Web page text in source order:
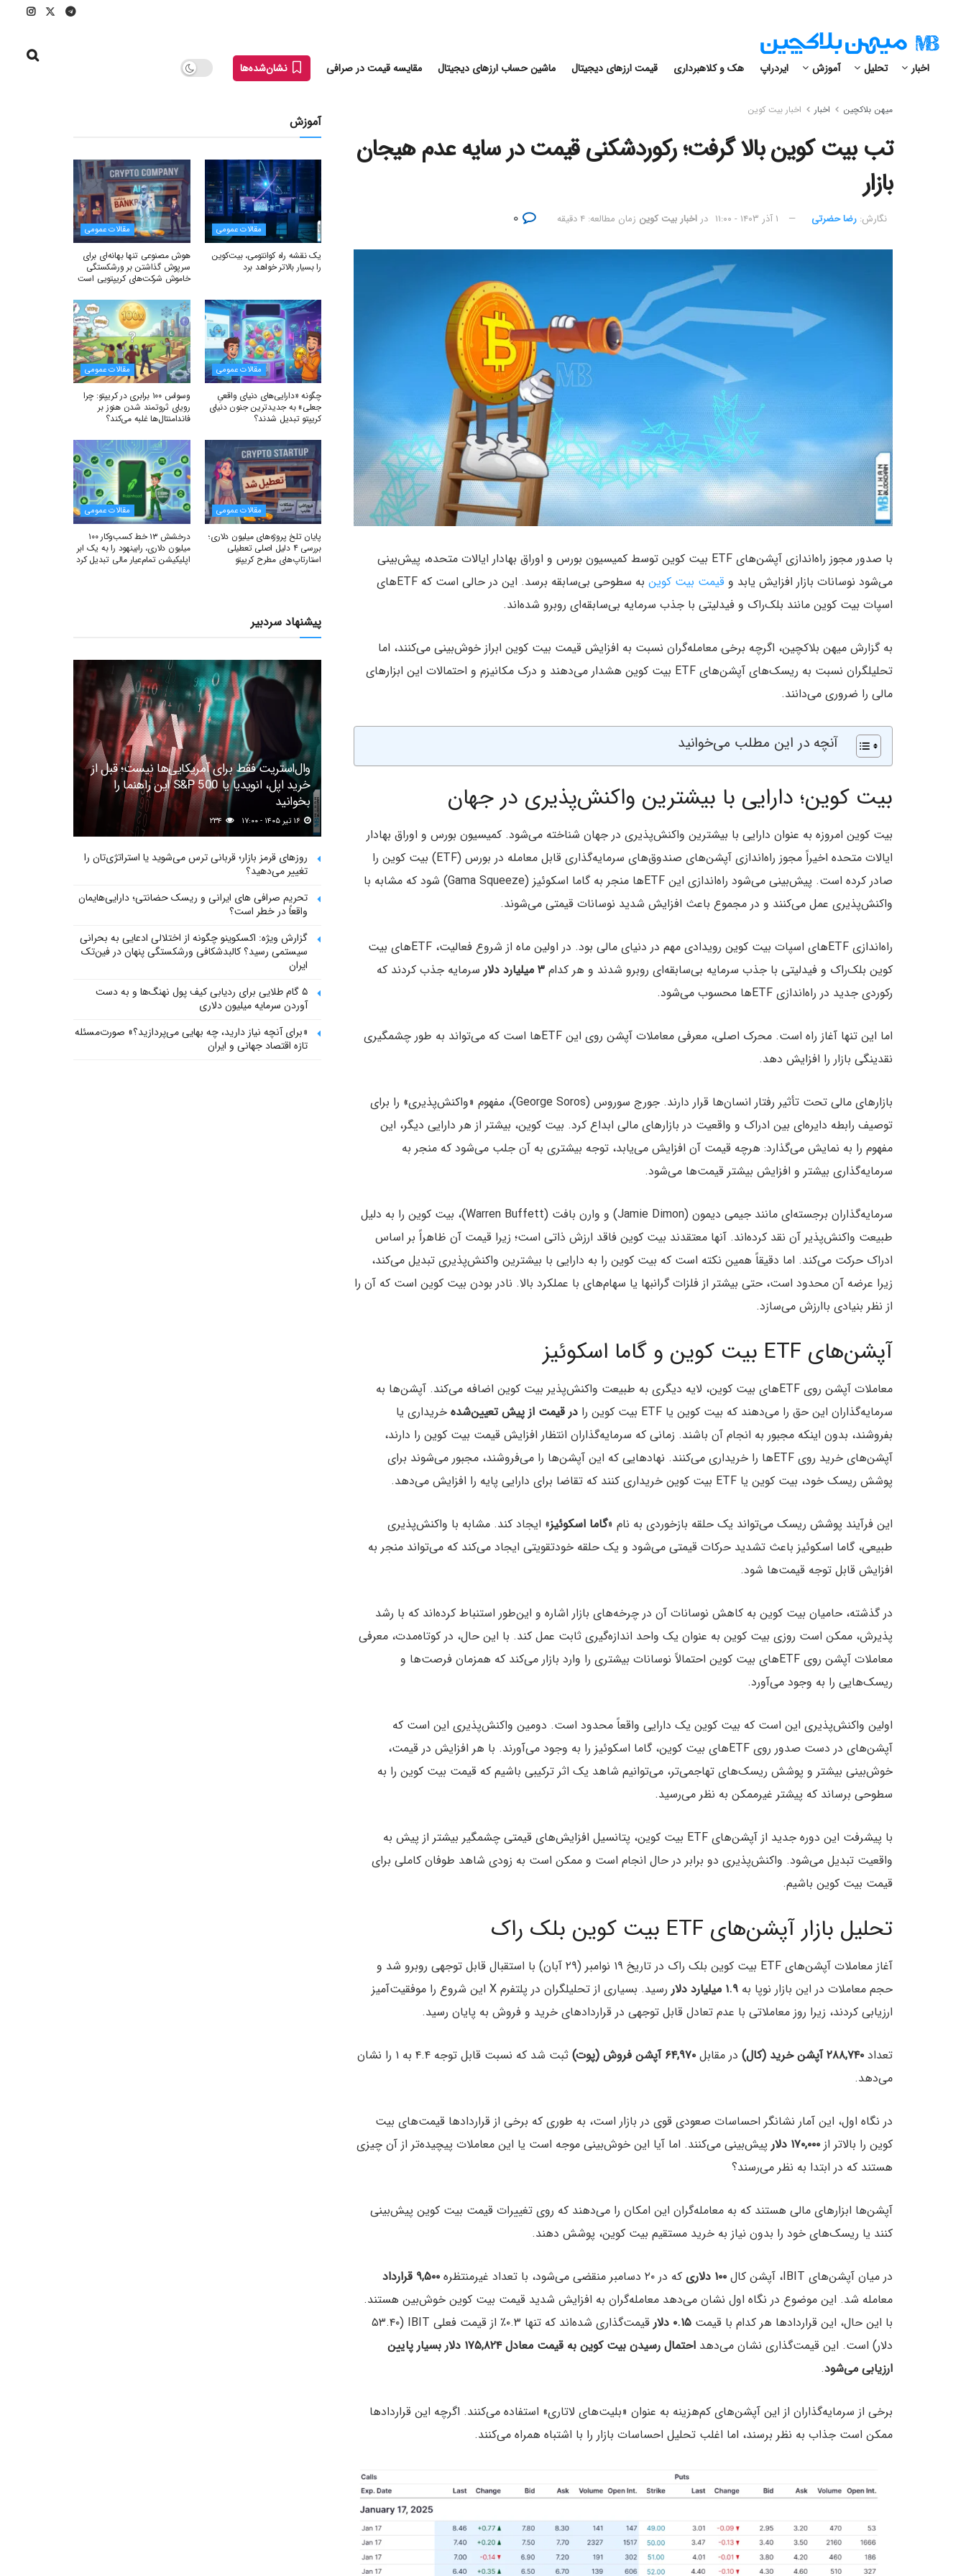
اخبار تحلیل آموزش ایردراپ هک و کلاهبرداری قیمت ارزهای دیجیتال ماشین حساب ارزهای دیجیتال مقایسه قیمت در صرافی نشان‌شده‌ها
میهن بلاکچین اخبار اخبار بیت کوین
تب بیت کوین بالا گرفت؛ رکوردشکنی قیمت در سایه عدم هیجان
بازار
نگارش:‌ رضا حضرتی ۱ آذر ۱۴۰۳ - ۱۱:۰۰ در اخبار بیت کوین زمان مطالعه: ۴ دقیقه
با صدور مجوز راه‌اندازی آپشن‌های ETF بیت کوین توسط کمیسیون بورس و اوراق بهادار ایالات متحده، پیش‌بینی
می‌شود نوسانات بازار افزایش یابد و قیمت بیت کوین
به سطوحی بی‌سابقه برسد. این در حالی است که ETFهای
اسپات بیت کوین مانند بلک‌راک و فیدلیتی با جذب سرمایه بی‌سابقه‌ای روبرو شده‌اند.
به گزارش میهن بلاکچین، اگرچه برخی معامله‌گران نسبت به افزایش قیمت بیت کوین ابراز خوش‌بینی می‌کنند، اما
تحلیلگران نسبت به ریسک‌های آپشن‌های ETF بیت کوین هشدار می‌دهند و درک مکانیزم و احتمالات این ابزارهای
مالی را ضروری می‌دانند.
آنچه در این مطلب می‌خوانید
بیت کوین؛ دارایی با بیشترین واکنش‌پذیری در جهان
بیت کوین امروزه به عنوان دارایی با بیشترین واکنش‌پذیری در جهان شناخته می‌شود. کمیسیون بورس و اوراق بهادار
ایالات متحده اخیراً مجوز راه‌اندازی آپشن‌های صندوق‌های سرمایه‌گذاری قابل معامله در بورس (ETF) بیت کوین را
صادر کرده است. پیش‌بینی می‌شود راه‌اندازی این ETFها منجر به گاما اسکوئیز (Gama Squeeze) شود که مشابه با
واکنش‌پذیری عمل می‌کنند و در مجموع باعث افزایش شدید نوسانات قیمتی می‌شوند.
راه‌اندازی ETFهای اسپات بیت کوین رویدادی مهم در دنیای مالی بود. در اولین ماه از شروع فعالیت، ETFهای بیت
کوین بلک‌راک و فیدلیتی با جذب سرمایه بی‌سابقه‌ای روبرو شدند و هر کدام ۳ میلیارد دلار
سرمایه جذب کردند که
رکوردی جدید در راه‌اندازی ETFها محسوب می‌شود.
اما این تنها آغاز راه است. محرک اصلی، معرفی معاملات آپشن روی این ETFها است که می‌تواند به طور چشمگیری
نقدینگی بازار را افزایش دهد.
بازارهای مالی تحت تأثیر رفتار انسان‌ها قرار دارند. جورج سوروس (George Soros)، مفهوم «واکنش‌پذیری» را برای
توصیف رابطه دایره‌ای بین ادراک و واقعیت در بازارهای مالی ابداع کرد. بیت کوین، بیشتر از هر دارایی دیگر، این
مفهوم را به نمایش می‌گذارد: هرچه قیمت آن افزایش می‌یابد، توجه بیشتری به آن جلب می‌شود که منجر به
سرمایه‌گذاری بیشتر و افزایش بیشتر قیمت‌ها می‌شود.
سرمایه‌گذاران برجسته‌ای مانند جیمی دیمون (Jamie Dimon) و وارن بافت (Warren Buffett)، بیت کوین را به دلیل
طبیعت واکنش‌پذیر آن نقد کرده‌اند. آنها معتقدند بیت کوین فاقد ارزش ذاتی است؛ زیرا قیمت آن ظاهراً بر اساس
ادراک حرکت می‌کند. اما دقیقاً همین نکته است که بیت کوین را به دارایی با بیشترین واکنش‌پذیری تبدیل می‌کند،
زیرا عرضه آن محدود است، حتی بیشتر از فلزات گرانبها یا سهام‌های با عملکرد بالا. نادر بودن بیت کوین است که آن را
از نظر بنیادی باارزش می‌سازد.
آپشن‌های ETF بیت کوین و گاما اسکوئیز
معاملات آپشن روی ETFهای بیت کوین، لایه دیگری به طبیعت واکنش‌پذیر بیت کوین اضافه می‌کند. آپشن‌ها به
سرمایه‌گذاران این حق را می‌دهند که بیت کوین یا ETF بیت کوین را
در قیمت از پیش تعیین‌شده خریداری یا
بفروشند، بدون اینکه مجبور به انجام آن باشند. زمانی که سرمایه‌گذاران انتظار افزایش قیمت بیت کوین را دارند،
آپشن‌های خرید روی ETFها را خریداری می‌کنند. نهادهایی که این آپشن‌ها را می‌فروشند، مجبور می‌شوند برای
پوشش ریسک خود، بیت کوین یا ETF بیت کوین خریداری کنند که تقاضا برای دارایی پایه را افزایش می‌دهد.
این فرآیند پوشش ریسک می‌تواند یک حلقه بازخوردی به نام «گاما اسکوئیز» ایجاد کند. مشابه با واکنش‌پذیری
طبیعی، گاما اسکوئیز باعث تشدید حرکات قیمتی می‌شود و یک حلقه خودتقویتی ایجاد می‌کند که می‌تواند منجر به
افزایش قابل توجه قیمت‌ها شود.
در گذشته، حامیان بیت کوین به کاهش نوسانات آن در چرخه‌های بازار اشاره و این‌طور استنباط کرده‌اند که با رشد
پذیرش، ممکن است روزی بیت کوین به عنوان یک واحد اندازه‌گیری ثابت عمل کند. با این حال، در کوتاه‌مدت، معرفی
معاملات آپشن روی ETFهای بیت کوین احتمالاً نوسانات بیشتری را وارد بازار می‌کند که همزمان فرصت‌ها و
ریسک‌هایی را به وجود می‌آورد.
اولین واکنش‌پذیری این است که بیت کوین یک دارایی واقعاً محدود است. دومین واکنش‌پذیری این است که
آپشن‌های در دست صدور روی ETFهای بیت کوین، گاما اسکوئیز را به وجود می‌آورند. با هر افزایش در قیمت،
خوش‌بینی بیشتر و پوشش ریسک‌های تهاجمی‌تر، می‌توانیم شاهد یک اثر ترکیبی باشیم که قیمت بیت کوین را به
سطوحی برساند که پیشتر غیرممکن به نظر می‌رسید.
با پیشرفت این دوره جدید از آپشن‌های ETF بیت کوین، پتانسیل افزایش‌های قیمتی چشمگیر بیشتر از پیش به
واقعیت تبدیل می‌شود. واکنش‌پذیری دو برابر در حال انجام است و ممکن است به زودی شاهد طوفان کاملی برای
قیمت بیت کوین باشیم.
تحلیل بازار آپشن‌های ETF بیت کوین بلک راک
آغاز معاملات آپشن‌های ETF بیت کوین بلک راک در تاریخ ۱۹ نوامبر (۲۹ آبان) با استقبال قابل توجهی روبرو شد و
حجم معاملات در این بازار نوپا به ۱.۹ میلیارد دلار
رسید. بسیاری از تحلیلگران در پلتفرم X این شروع را موفقیت‌آمیز
ارزیابی کردند، زیرا روز معاملاتی با عدم تعادل قابل توجهی در قراردادهای خرید و فروش به پایان رسید.
تعداد ۲۸۸,۷۴۰ آپشن خرید (کال) در مقابل ۶۴,۹۷۰ آپشن فروش (پوت)
ثبت شد که نسبت قابل توجه ۴.۴ به ۱ را نشان
می‌دهد.
در نگاه اول، این آمار نشانگر احساسات صعودی قوی در بازار است، به طوری که برخی از قراردادها قیمت‌های بیت
کوین را بالاتر از ۱۷۰,۰۰۰ دلار
پیش‌بینی می‌کنند. اما آیا این خوش‌بینی موجه است یا این معاملات پیچیده‌تر از آن چیزی
هستند که در ابتدا به نظر می‌رسند؟
آپشن‌ها ابزارهای مالی هستند که به معامله‌گران این امکان را می‌دهند که روی تغییرات قیمت بیت کوین پیش‌بینی
کنند یا ریسک‌های خود را بدون نیاز به خرید مستقیم بیت کوین، پوشش دهند.
در میان آپشن‌های IBIT، آپشن کال ۱۰۰ دلاری که در ۲۰ دسامبر منقضی می‌شود، با تعداد غیرمنتظره
۹,۵۰۰ قرارداد
معامله شد. این موضوع در نگاه اول نشان می‌دهد معامله‌گران به افزایش شدید قیمت بیت کوین خوش‌بین هستند.
با این حال، این قراردادها هر کدام با قیمت ۰.۱۵ دلار
قیمت‌گذاری شده‌اند که تنها ۰.۳٪ از قیمت فعلی IBIT (۵۳.۴۰
دلار) است. این قیمت‌گذاری نشان می‌دهد
احتمال رسیدن بیت کوین به قیمت معادل ۱۷۵,۸۲۴ دلار بسیار پایین
ارزیابی می‌شود.
برخی از سرمایه‌گذاران از این آپشن‌های کم‌هزینه به عنوان «بلیت‌های لاتاری» استفاده می‌کنند. اگرچه این قراردادها
ممکن است جذاب به نظر برسند، اما اغلب تحلیل احساسات بازار را با اشتباه همراه می‌کنند.
آموزش
مقالات عمومی
یک نقشه راه کوانتومی، بیت‌کوین
را بسیار بالاتر خواهد برد
مقالات عمومی
هوش مصنوعی تنها بهانه‌ای برای
سرپوش گذاشتن بر ورشکستگی
خاموش شرکت‌های کریپتویی است
مقالات عمومی
چگونه «دارایی‌های دنیای واقعیِ
جعلی» به جدیدترین جنون دنیای
کریپتو تبدیل شدند؟
مقالات عمومی
وسواس ۱۰۰ برابری در کریپتو: چرا
رویای ثروتمند شدن هنوز بر
فاندامنتال‌ها غلبه می‌کند؟
مقالات عمومی
پایان تلخ پروژه‌های میلیون دلاری؛
بررسی ۴ دلیل اصلی تعطیلی
استارتاپ‌های مطرح کریپتو
مقالات عمومی
درخشش ۱۳ خط کسب‌وکار ۱۰۰
میلیون دلاری، رابینهود را به یک ابر
اپلیکیشن تمام‌عیار مالی تبدیل کرد
پیشنهاد سردبیر
وال‌استریت فقط برای آمریکایی‌ها نیست؛ قبل از
خرید اپل، انویدیا یا S&P 500 این راهنما را
بخوانید
روزهای قرمز بازار؛ قربانی ترس می‌شوید یا استراتژی‌تان را
تغییر می‌دهید؟
تحریم صرافی های ایرانی و ریسک حضانتی؛ دارایی‌هایمان
واقعاً در خطر است؟
گزارش ویژه: اکسکوینو چگونه از اختلالی ادعایی به بحرانی
سیستمی رسید؟ کالبدشکافی ورشکستگی پنهان در فین‌تک
ایران
۵ گام طلایی برای ردیابی کیف پول‌ نهنگ‌ها و به دست
آوردن سرمایه میلیون دلاری
«برای آنچه نیاز دارید، چه بهایی می‌پردازید؟» صورت‌مسئله
تازه اقتصاد جهانی و ایران